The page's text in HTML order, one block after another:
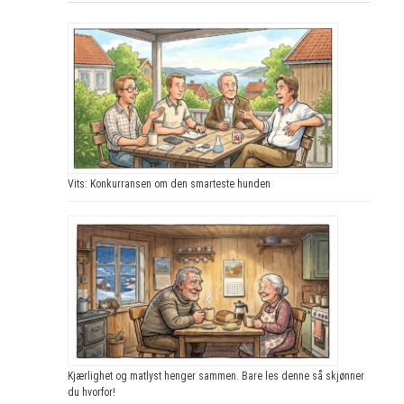
Vits: Konkurransen om den smarteste hunden
Kjærlighet og matlyst henger sammen. Bare les denne så skjønner
du hvorfor!